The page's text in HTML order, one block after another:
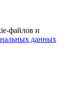
файлов и
данных